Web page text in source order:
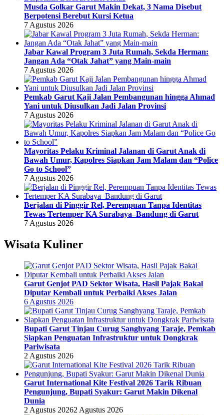
Musda Golkar Garut Makin Dekat, 3 Nama Disebut
Berpotensi Berebut Kursi Ketua
7 Agustus 2026
Jabar Kawal Program 3 Juta Rumah, Sekda Herman:
Jangan Ada “Otak Jahat” yang Main-main
7 Agustus 2026
Pemkab Garut Kaji Jalan Pembangunan hingga Ahmad
Yani untuk Diusulkan Jadi Jalan Provinsi
7 Agustus 2026
Mayoritas Pelaku Kriminal Jalanan di Garut Anak di
Bawah Umur, Kapolres Siapkan Jam Malam dan “Police
Go to School”
7 Agustus 2026
Berjalan di Pinggir Rel, Perempuan Tanpa Identitas
Tewas Tertemper KA Surabaya–Bandung di Garut
7 Agustus 2026
Wisata Kuliner
Garut Genjot PAD Sektor Wisata, Hasil Pajak Bakal
Diputar Kembali untuk Perbaiki Akses Jalan
6 Agustus 2026
Bupati Garut Tinjau Curug Sanghyang Taraje, Pemkab
Siapkan Penguatan Infrastruktur untuk Dongkrak
Pariwisata
2 Agustus 2026
Garut International Kite Festival 2026 Tarik Ribuan
Pengunjung, Bupati Syakur: Garut Makin Dikenal
Dunia
2 Agustus 20262 Agustus 2026